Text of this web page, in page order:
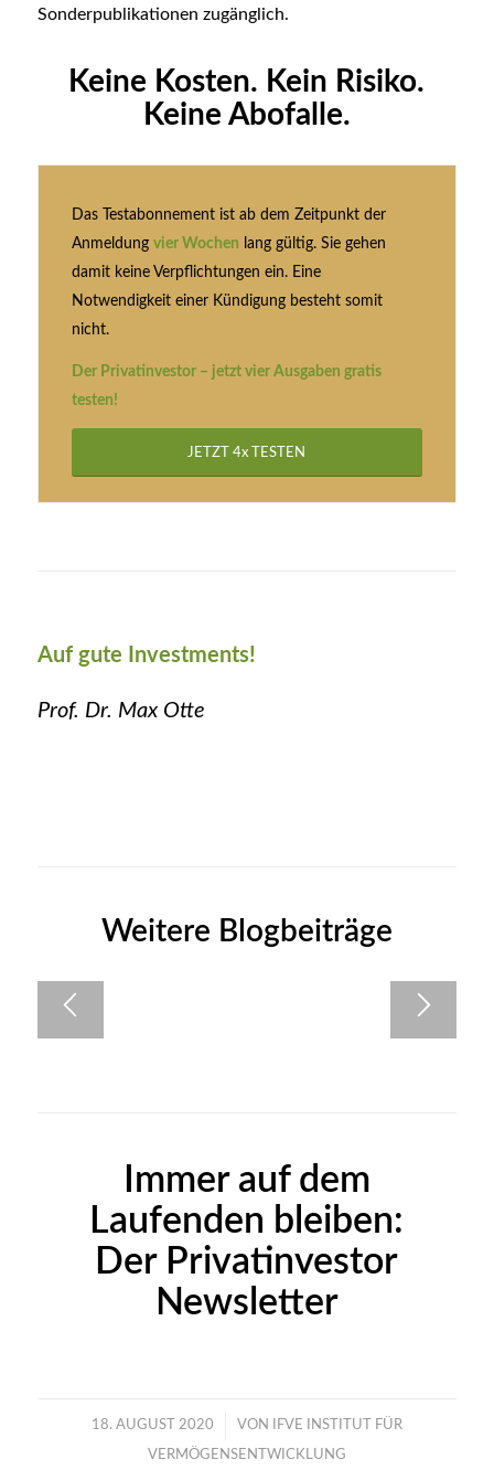
Sonderpublikationen zugänglich.
Keine Kosten. Kein Risiko.
Keine Abofalle.
Das Testabonnement ist ab dem Zeitpunkt der
Anmeldung vier Wochen lang gültig. Sie gehen
damit keine Verpflichtungen ein. Eine
Notwendigkeit einer Kündigung besteht somit
nicht.
Der Privatinvestor – jetzt vier Ausgaben gratis
testen!
JETZT 4x TESTEN
Auf gute Investments!
Prof. Dr. Max Otte
Weitere Blogbeiträge
Immer auf dem
Laufenden bleiben:
Der Privatinvestor
Newsletter
18. AUGUST 2020
/ VON IFVE INSTITUT FÜR
VERMÖGENSENTWICKLUNG